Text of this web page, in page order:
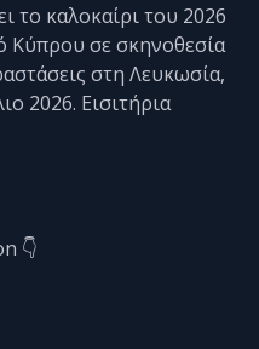
το καλοκαίρι του 2026
Κύπρου σε σκηνοθεσία
στη Λευκωσία,
2026. Εισιτήρια
👇